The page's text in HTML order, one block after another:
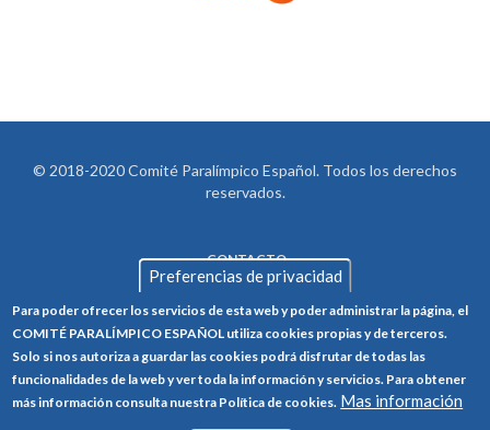
© 2018-2020 Comité Paralímpico Español. Todos los derechos
reservados.
FOOTER
CONTACTO
POLÍTICA DE PRIVACIDAD
POLÍTICA DE COOKIES
CANAL ÉTICO
Preferencias de privacidad
Para poder ofrecer los servicios de esta web y poder administrar la página, el
COMITÉ PARALÍMPICO ESPAÑOL utiliza cookies propias y de terceros.
Solo si nos autoriza a guardar las cookies podrá disfrutar de todas las
funcionalidades de la web y ver toda la información y servicios. Para obtener
más información consulta nuestra Política de cookies. Mas información